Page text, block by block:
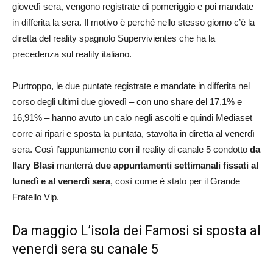
giovedì sera, vengono registrate di pomeriggio e poi mandate
in differita la sera. Il motivo è perché nello stesso giorno c’è la
diretta del reality spagnolo Supervivientes che ha la
precedenza sul reality italiano.
Purtroppo, le due puntate registrate e mandate in differita nel
corso degli ultimi due giovedì –con uno share del 17,1% e
16,91% – hanno avuto un calo negli ascolti e quindi Mediaset
corre ai ripari e sposta la puntata, stavolta in diretta al venerdì
sera. Così l’appuntamento con il reality di canale 5 condotto da
Ilary Blasi manterrà due appuntamenti settimanali fissati al
lunedì e al venerdì sera, così come è stato per il Grande
Fratello Vip.
Da maggio L’isola dei Famosi si sposta al
venerdì sera su canale 5